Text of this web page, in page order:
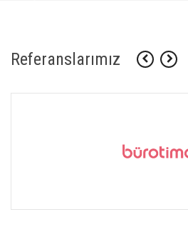
Referanslarımız